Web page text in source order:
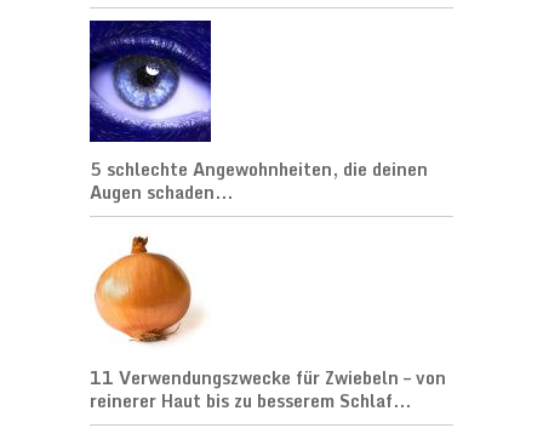
5 schlechte Angewohnheiten, die deinen
Augen schaden...
11 Verwendungszwecke für Zwiebeln – von
reinerer Haut bis zu besserem Schlaf...